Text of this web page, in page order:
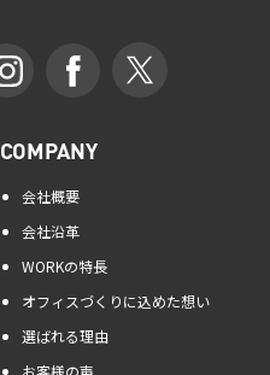
COMPANY
会社概要
会社沿革
WORKの特長
オフィスづくりに込めた想い
選ばれる理由
お客様の声